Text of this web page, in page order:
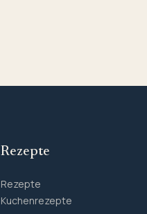
Rezepte
Rezepte
Kuchenrezepte